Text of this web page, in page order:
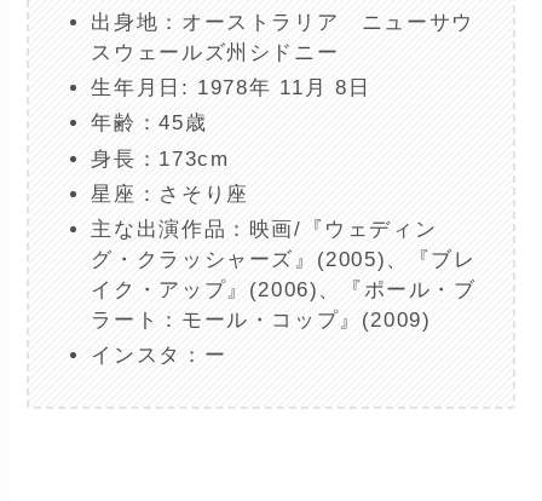
出身地：オーストラリア ニューサウ
スウェールズ州シドニー
生年月日: 1978年 11月 8日
年齢：45歳
身長：173cm
星座：さそり座
主な出演作品：映画/『ウェディン
グ・クラッシャーズ』(2005)、『ブレ
イク・アップ』(2006)、『ポール・ブ
ラート：モール・コップ』(2009)
インスタ：ー